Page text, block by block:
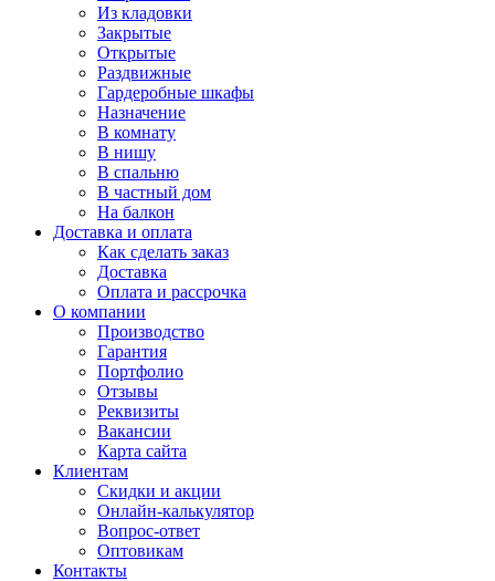
Из кладовки
Закрытые
Открытые
Раздвижные
Гардеробные шкафы
Назначение
В комнату
В нишу
В спальню
В частный дом
На балкон
Доставка и оплата
Как сделать заказ
Доставка
Оплата и рассрочка
О компании
Производство
Гарантия
Портфолио
Отзывы
Реквизиты
Вакансии
Карта сайта
Клиентам
Скидки и акции
Онлайн-калькулятор
Вопрос-ответ
Оптовикам
Контакты